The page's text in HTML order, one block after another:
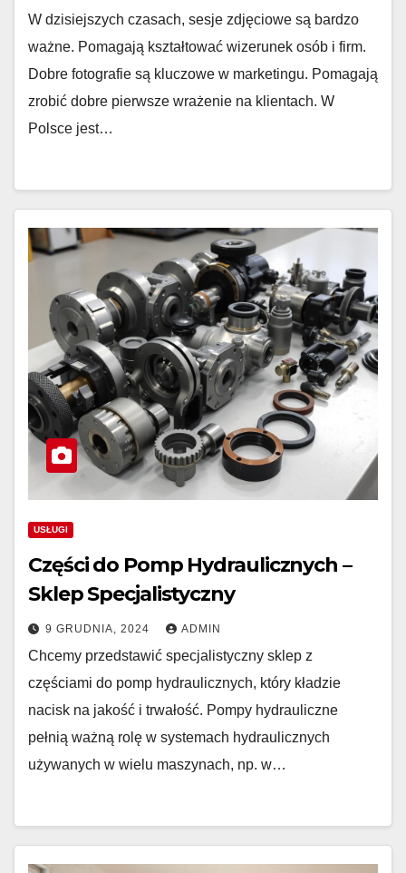
W dzisiejszych czasach, sesje zdjęciowe są bardzo
ważne. Pomagają kształtować wizerunek osób i firm.
Dobre fotografie są kluczowe w marketingu. Pomagają
zrobić dobre pierwsze wrażenie na klientach. W
Polsce jest…
USŁUGI
Części do Pomp Hydraulicznych –
Sklep Specjalistyczny
9 GRUDNIA, 2024 ADMIN
Chcemy przedstawić specjalistyczny sklep z
częściami do pomp hydraulicznych, który kładzie
nacisk na jakość i trwałość. Pompy hydrauliczne
pełnią ważną rolę w systemach hydraulicznych
używanych w wielu maszynach, np. w…